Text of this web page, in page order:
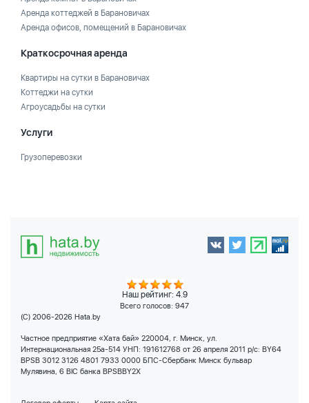
Аренда коттеджей в Барановичах
Аренда офисов, помещений в Барановичах
Краткосрочная аренда
Квартиры на сутки в Барановичах
Коттеджи на сутки
Агроусадьбы на сутки
Услуги
Грузоперевозки
Наш рейтинг: 4.9
Всего голосов: 947
(C) 2006-2026 Hata.by
Частное предприятие «Хата бай» 220004, г. Минск, ул.
Интернациональная 25а-514 УНП: 191612768 от 26 апреля 2011 р/с: BY64
BPSB 3012 3126 4801 7933 0000 БПС-Сбербанк Минск бульвар
Мулявина, 6 BIC банка BPSBBY2X